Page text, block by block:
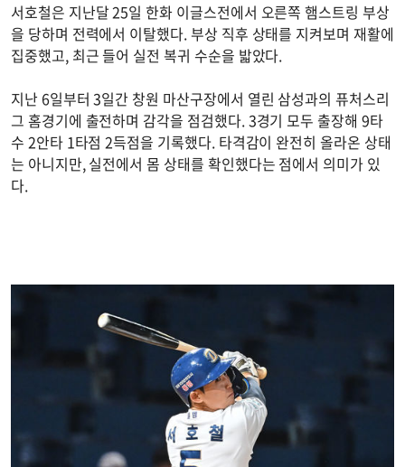
서호철은 지난달 25일 한화 이글스전에서 오른쪽 햄스트링 부상
을 당하며 전력에서 이탈했다. 부상 직후 상태를 지켜보며 재활에
집중했고, 최근 들어 실전 복귀 수순을 밟았다.
지난 6일부터 3일간 창원 마산구장에서 열린 삼성과의 퓨처스리
그 홈경기에 출전하며 감각을 점검했다. 3경기 모두 출장해 9타
수 2안타 1타점 2득점을 기록했다. 타격감이 완전히 올라온 상태
는 아니지만, 실전에서 몸 상태를 확인했다는 점에서 의미가 있
다.